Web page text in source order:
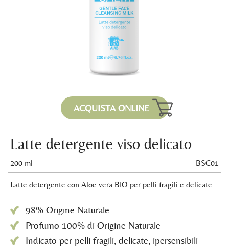
ACQUISTA ONLINE
Latte detergente viso delicato
200 ml BSC01
Latte detergente con Aloe vera BIO per pelli fragili e delicate.
98% Origine Naturale
Profumo 100% di Origine Naturale
Indicato per pelli fragili, delicate, ipersensibili